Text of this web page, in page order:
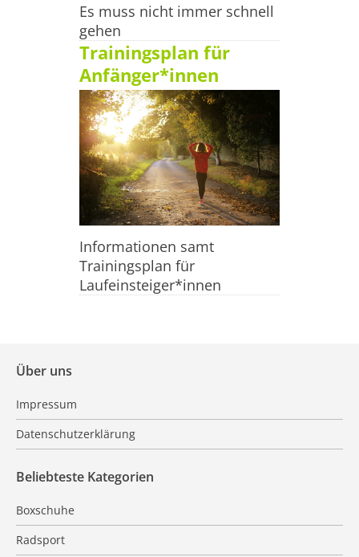
Es muss nicht immer schnell
gehen
Trainingsplan für
Anfänger*innen
Informationen samt
Trainingsplan für
Laufeinsteiger*innen
Über uns
Impressum
Datenschutzerklärung
Beliebteste Kategorien
Boxschuhe
Radsport